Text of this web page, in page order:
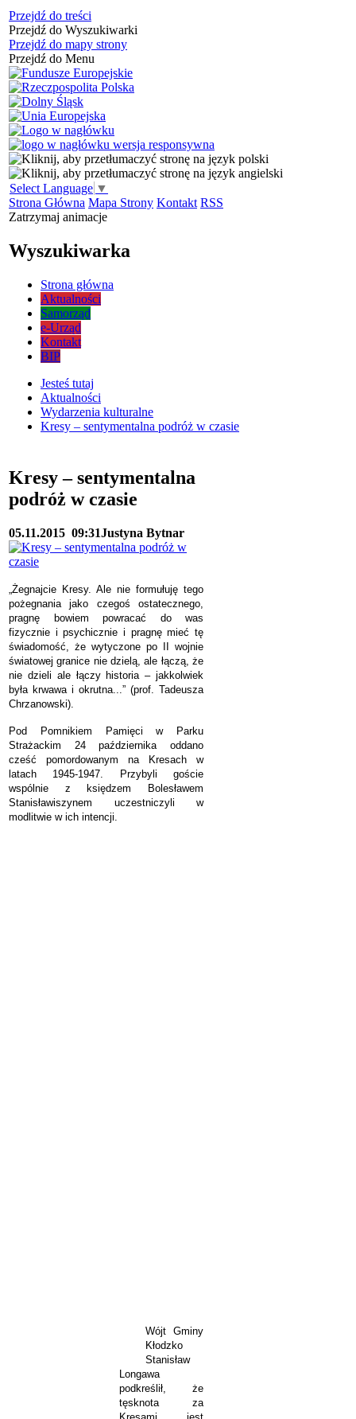
Przejdź do treści
Przejdź do Wyszukiwarki
Przejdź do mapy strony
Przejdź do Menu
Select Language ▼
Strona Główna Mapa Strony Kontakt RSS
Zatrzymaj animacje
Wyszukiwarka
Strona główna
Aktualności
Samorząd
e-Urząd
Kontakt
BIP
Jesteś tutaj
Aktualności
Wydarzenia kulturalne
Kresy – sentymentalna podróż w czasie
Kresy – sentymentalna
podróż w czasie
05.11.2015 09:31Justyna Bytnar
„Żegnajcie Kresy. Ale nie formułuję tego
pożegnania jako czegoś ostatecznego,
pragnę bowiem powracać do was
fizycznie i psychicznie i pragnę mieć tę
świadomość, że wytyczone po II wojnie
światowej granice nie dzielą, ale łączą, że
nie dzieli ale łączy historia – jakkolwiek
była krwawa i okrutna...” (prof. Tadeusza
Chrzanowski).
Pod Pomnikiem Pamięci w Parku
Strażackim 24 października oddano
cześć pomordowanym na Kresach w
latach 1945-1947. Przybyli goście
wspólnie z księdzem Bolesławem
Stanisławiszynem uczestniczyli w
modlitwie w ich intencji.
Wójt Gminy
Kłodzko
Stanisław
Longawa
podkreślił, że
tęsknota za